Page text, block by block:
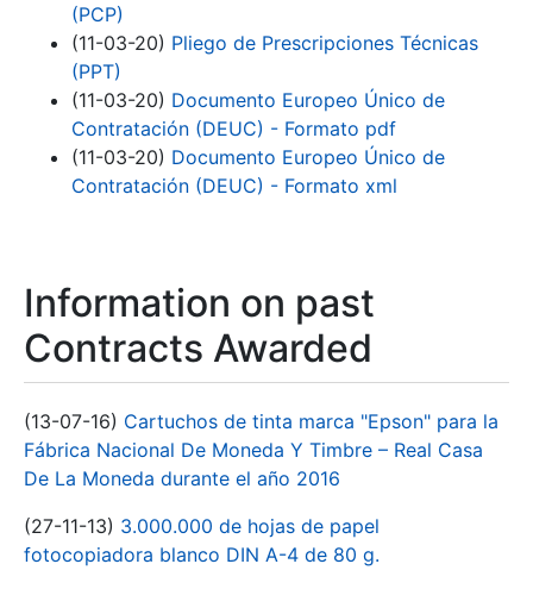
(PCP)
(11-03-20) Pliego de Prescripciones Técnicas
(PPT)
(11-03-20) Documento Europeo Único de
Contratación (DEUC) - Formato pdf
(11-03-20) Documento Europeo Único de
Contratación (DEUC) - Formato xml
Information on past
Contracts Awarded
(13-07-16) Cartuchos de tinta marca "Epson" para la
Fábrica Nacional De Moneda Y Timbre – Real Casa
De La Moneda durante el año 2016
(27-11-13) 3.000.000 de hojas de papel
fotocopiadora blanco DIN A-4 de 80 g.